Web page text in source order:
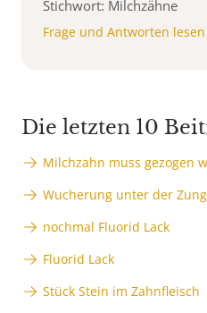
Stichwort: Milchzähne
Frage und Antworten lesen
Die letzten 10
Milchzahn muss gezogen
Wucherung unter der
nochmal Fluorid Lack
Fluorid Lack
Stück Stein im Zahnfleisch